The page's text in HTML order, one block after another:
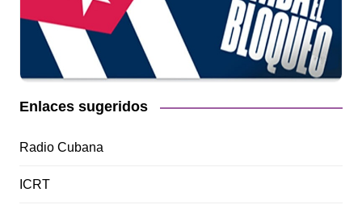
Enlaces sugeridos
Radio Cubana
ICRT